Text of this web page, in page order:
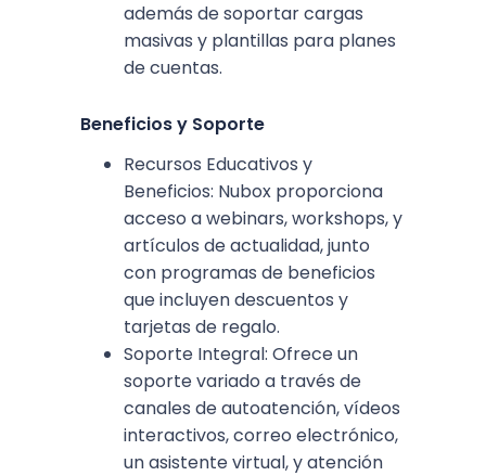
además de soportar cargas
masivas y plantillas para planes
de cuentas.
Beneficios y Soporte
Recursos Educativos y
Beneficios: Nubox proporciona
acceso a webinars, workshops, y
artículos de actualidad, junto
con programas de beneficios
que incluyen descuentos y
tarjetas de regalo.
Soporte Integral: Ofrece un
soporte variado a través de
canales de autoatención, vídeos
interactivos, correo electrónico,
un asistente virtual, y atención